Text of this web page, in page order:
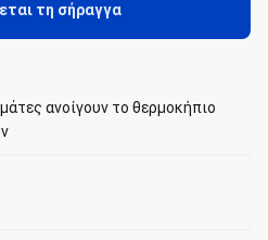
τη σήραγγα
ανοίγουν το θερμοκήπιο